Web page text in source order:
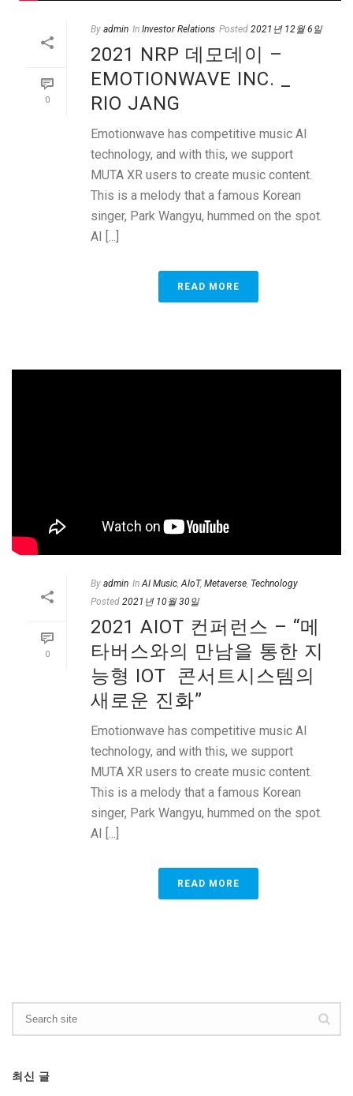
0
By admin In Investor Relations Posted 2021년 12월 6일
2021 NRP 데모데이 –
EMOTIONWAVE INC. _
RIO JANG
Emotionwave has competitive music AI
technology, and with this, we support
MUTA XR users to create music content.
This is a melody that a famous Korean
singer, Park Wangyu, hummed on the spot.
AI [...]
READ MORE
0
By admin In AI Music,AIoT, Metaverse, Technology
Posted 2021년 10월 30일
2021 AIOT 컨퍼런스 – “메
타버스와의 만남을 통한 지
능형 IOT 콘서트시스템의
새로운 진화”
Emotionwave has competitive music AI
technology, and with this, we support
MUTA XR users to create music content.
This is a melody that a famous Korean
singer, Park Wangyu, hummed on the spot.
AI [...]
READ MORE
최신 글